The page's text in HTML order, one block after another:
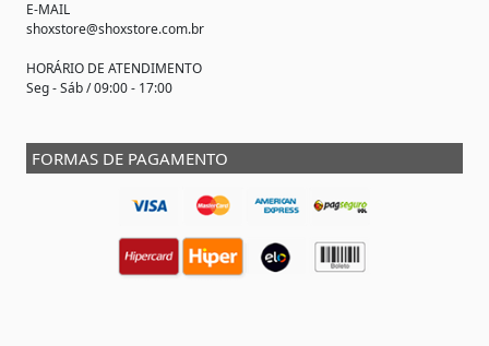
E-MAIL
shoxstore@shoxstore.com.br
HORÁRIO DE ATENDIMENTO
Seg - Sáb / 09:00 - 17:00
FORMAS DE PAGAMENTO